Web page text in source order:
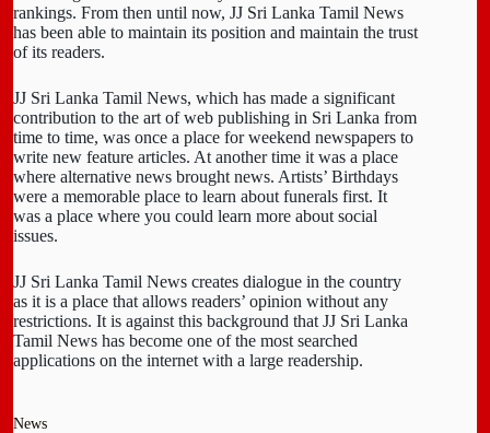
rankings. From then until now, JJ Sri Lanka Tamil News
has been able to maintain its position and maintain the trust
of its readers.
JJ Sri Lanka Tamil News, which has made a significant
contribution to the art of web publishing in Sri Lanka from
time to time, was once a place for weekend newspapers to
write new feature articles. At another time it was a place
where alternative news brought news. Artists’ Birthdays
were a memorable place to learn about funerals first. It
was a place where you could learn more about social
issues.
JJ Sri Lanka Tamil News creates dialogue in the country
as it is a place that allows readers’ opinion without any
restrictions. It is against this background that JJ Sri Lanka
Tamil News has become one of the most searched
applications on the internet with a large readership.
News